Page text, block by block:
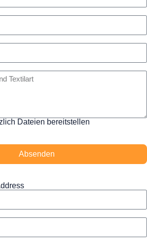
Dateien bereitstellen
Absenden